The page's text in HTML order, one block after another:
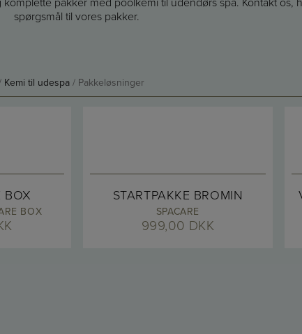
spørgsmål til vores pakker.
Kemi til udespa / Pakkeløsninger
BOX
BOX
STARTPAKKE BROMIN
SPACARE
999,00 DKK